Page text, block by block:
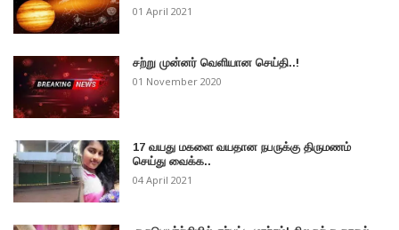
01 April 2021
சற்று முன்னர் வெளியான செய்தி..!
01 November 2020
17 வயது மகளை வயதான நபருக்கு திருமணம்
செய்து வைக்க..
04 April 2021